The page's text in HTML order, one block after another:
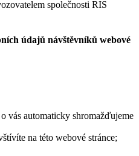
společnosti RIS
údajů návštěvníků webové
vás automaticky shromažďujeme
na této webové stránce;